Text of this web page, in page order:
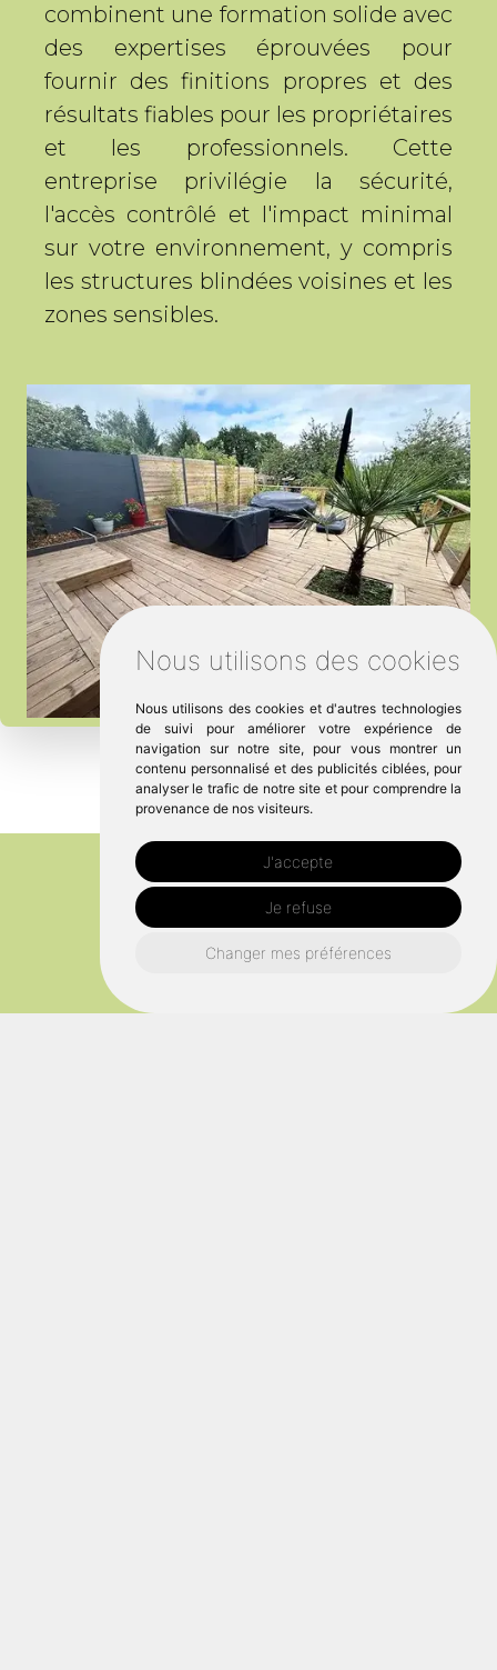
Nous utilisons des cookies
Nous utilisons des cookies et d'autres technologies
de suivi pour améliorer votre expérience de
navigation sur notre site, pour vous montrer un
contenu personnalisé et des publicités ciblées, pour
analyser le trafic de notre site et pour comprendre la
provenance de nos visiteurs.
J'accepte
Je refuse
Changer mes préférences
combinent une formation solide avec
des expertises éprouvées pour
fournir des finitions propres et des
résultats fiables pour les propriétaires
et les professionnels. Cette
entreprise privilégie la sécurité,
l'accès contrôlé et l'impact minimal
sur votre environnement, y compris
les structures blindées voisines et les
zones sensibles.